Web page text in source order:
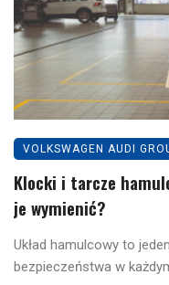
VOLKSWAGEN AUDI
Klocki i tarcze
je wymienić?
Układ hamulcowy to
bezpieczeństwa w